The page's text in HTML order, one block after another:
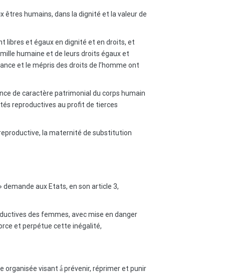
humains, dans la dignité et la valeur de
libres et égaux en dignité et en droits, et
humaine et de leurs droits égaux et
et le mépris des droits de l’homme ont
de caractère patrimonial du corps humain
reproductives au profit de tierces
la maternité de substitution
aux Etats, en son article 3,
des femmes, avec mise en danger
et perpétue cette inégalité,
visant à̀ prévenir, réprimer et punir